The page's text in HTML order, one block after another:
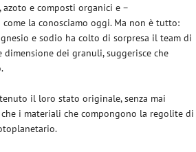
e composti organici e –
la conosciamo oggi. Ma non è tutto:
e sodio ha colto di sorpresa il team di
dimensione dei granuli, suggerisce che
il loro stato originale, senza mai
i materiali che compongono la regolite di